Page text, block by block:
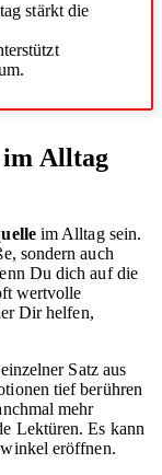
stärkt die
im Alltag
im Alltag sein.
sondern auch
Du dich auf die
wertvolle
Dir helfen,
Satz aus
tief berühren
mehr
Lektüren. Es kann
eröffnen.